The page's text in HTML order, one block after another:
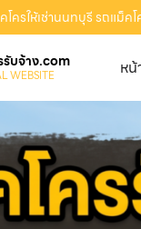
โครให้เช่านนทบุรี รถแม็ค
รับจ้าง.com
WEBSITE หน้